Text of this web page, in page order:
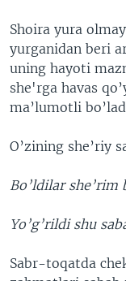
Shoira yura
yurganidan beri
uning hayoti
she'rga havas
ma’lumotli
O’zining she’riy
Bo’ldilar
Yo’g’rildi shu
Sabr-toqatda